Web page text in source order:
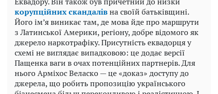
корупційних скандалівна своїй батьківщині.
Його ім’я виникає там, де мова йде про маршрути
з Латинської Америки, регіону, добре відомого як
джерело наркотрафіку. Присутність еквадорця у
схемі не виглядає випадковою: це додає версії
Пащенка ваги в очах потенційних партнерів. Для
нього Арміхос Веласко — це «доказ» доступу до
джерела, що робить пропозицію українського